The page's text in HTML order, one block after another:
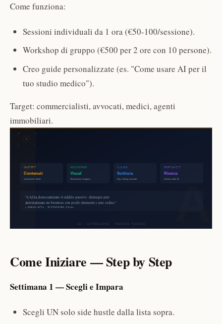
Come funziona:
Sessioni individuali da 1 ora (€50-100/sessione).
Workshop di gruppo (€500 per 2 ore con 10 persone).
Creo guide personalizzate (es. "Come usare AI per il
tuo studio medico").
Target: commercialisti, avvocati, medici, agenti
immobiliari.
Come Iniziare — Step by Step
Settimana 1 — Scegli e Impara
Scegli UN solo side hustle dalla lista sopra.